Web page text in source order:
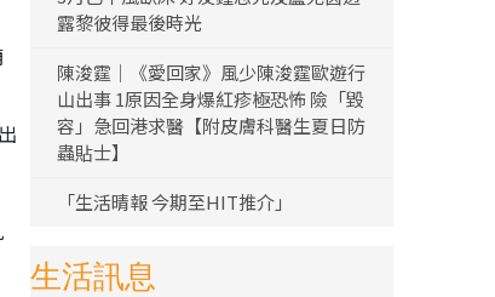
露黎彼得最後時光
陳浚霆｜《愛回家》風少陳浚霆歐遊行
山出事 1原因全身爆紅疹極恐怖 險「毀
容」急回港求醫【附皮膚科醫生夏日防
蟲貼士】
「生活晴報 今期至HIT推介」
生活訊息